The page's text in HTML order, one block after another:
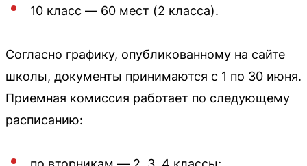
10 класс — 60 мест (2 класса).
Согласно графику, опубликованному на сайте
школы, документы принимаются с 1 по 30 июня.
Приемная комиссия работает по следующему
расписанию: